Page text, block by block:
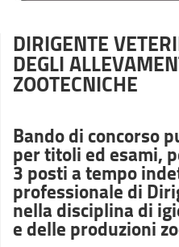
DIRIGENTE
DEGLI
ZOOTECNICHE
Bando di concorso
per titoli ed esami,
3 posti a tempo
professionale di
nella disciplina di
e delle produzioni